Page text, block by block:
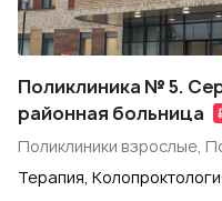
Поликлиника № 5.
районная больница
Поликлиники взрослые,
Терапия,